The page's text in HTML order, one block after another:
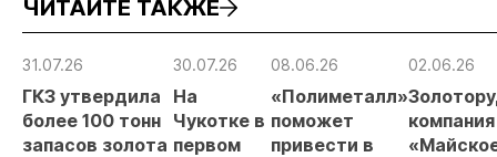
России»
ЧИТАЙТЕ ТАКЖЕ
31.07.26
ГКЗ утвердила
более 100 тонн
запасов золота
30.07.26
На
Чукотке в
первом
08.06.26
«Полиметалл»
поможет
привести в
02.06.26
компания